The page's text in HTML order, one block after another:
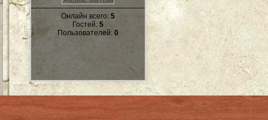
Онлайн всего: 5
Гостей: 5
Пользователей: 0